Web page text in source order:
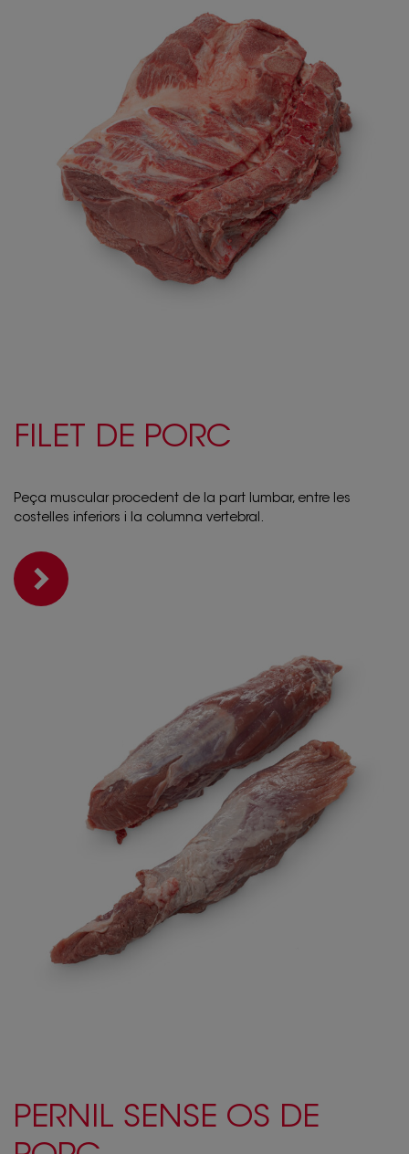
FILET DE PORC
Peça muscular procedent de la part lumbar, entre les
costelles inferiors i la columna vertebral.
PERNIL SENSE OS DE